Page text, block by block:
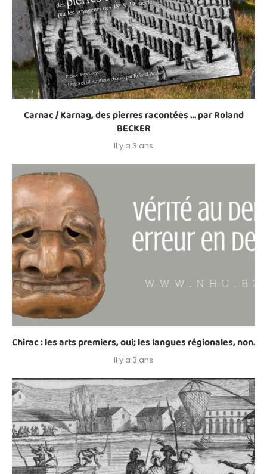
Carnac / Karnag, des pierres racontées … par Roland
BECKER
Il y a 3 ans
Chirac : les arts premiers, oui; les langues régionales, non.
Il y a 3 ans